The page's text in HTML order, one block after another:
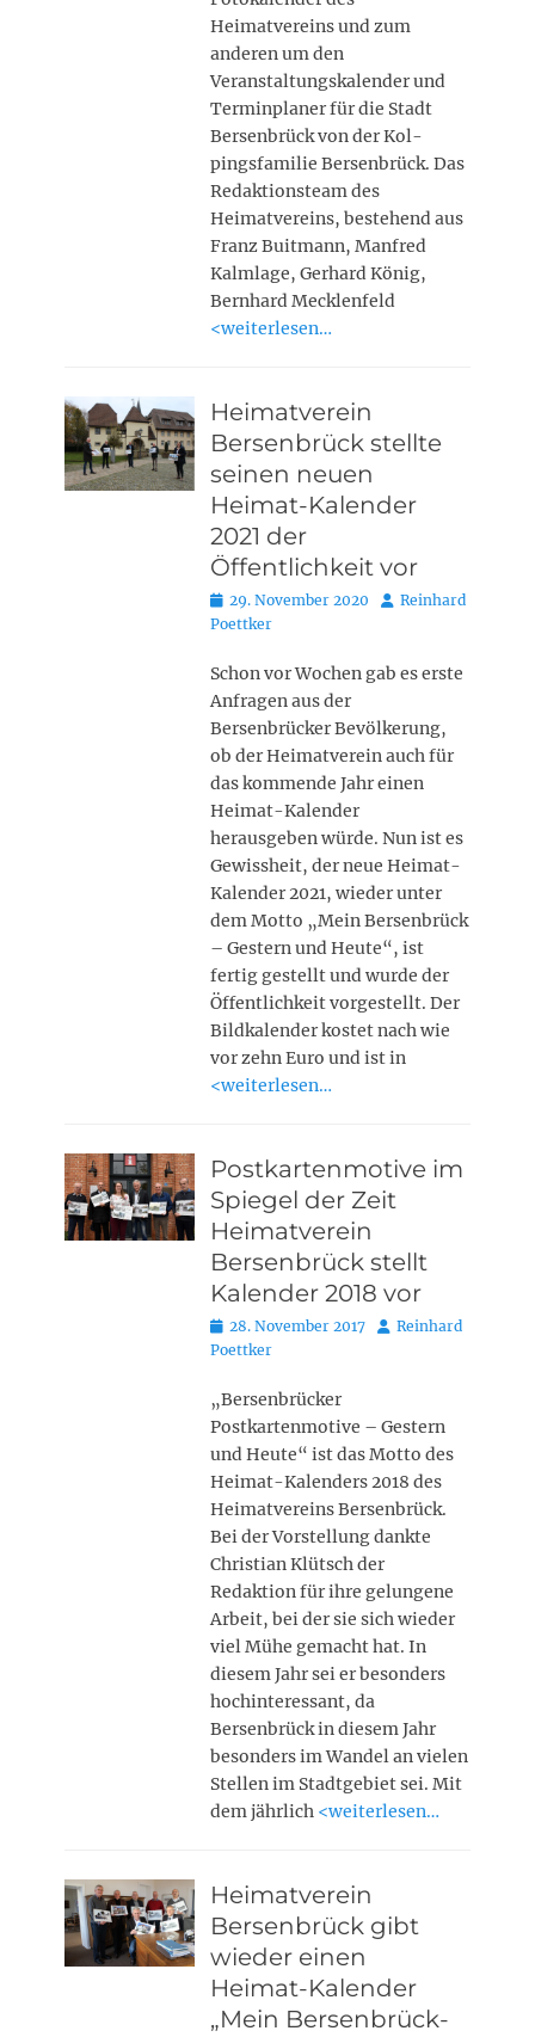
Heimatvereins und zum
anderen um den
Veranstaltungskalender und
Terminplaner für die Stadt
Bersenbrück von der Kol-
pingsfamilie Bersenbrück. Das
Redaktionsteam des
Heimatvereins, bestehend aus
Franz Buitmann, Manfred
Kalmlage, Gerhard König,
Bernhard Mecklenfeld
<weiterlesen…
Heimatverein
Bersenbrück stellte
seinen neuen
Heimat-Kalender
2021 der
Öffentlichkeit vor
Posted
on
29. November 2020 AutorReinhard
Poettker
Schon vor Wochen gab es erste
Anfragen aus der
Bersenbrücker Bevölkerung,
ob der Heimatverein auch für
das kommende Jahr einen
Heimat-Kalender
herausgeben würde. Nun ist es
Gewissheit, der neue Heimat-
Kalender 2021, wieder unter
dem Motto „Mein Bersenbrück
– Gestern und Heute“, ist
fertig gestellt und wurde der
Öffentlichkeit vorgestellt. Der
Bildkalender kostet nach wie
vor zehn Euro und ist in
<weiterlesen…
Postkartenmotive im
Spiegel der Zeit
Heimatverein
Bersenbrück stellt
Kalender 2018 vor
Posted
on
28. November 2017 AutorReinhard
Poettker
„Bersenbrücker
Postkartenmotive – Gestern
und Heute“ ist das Motto des
Heimat-Kalenders 2018 des
Heimatvereins Bersenbrück.
Bei der Vorstellung dankte
Christian Klütsch der
Redaktion für ihre gelungene
Arbeit, bei der sie sich wieder
viel Mühe gemacht hat. In
diesem Jahr sei er besonders
hochinteressant, da
Bersenbrück in diesem Jahr
besonders im Wandel an vielen
Stellen im Stadtgebiet sei. Mit
dem jährlich <weiterlesen…
Heimatverein
Bersenbrück gibt
wieder einen
Heimat-Kalender
„Mein Bersenbrück-